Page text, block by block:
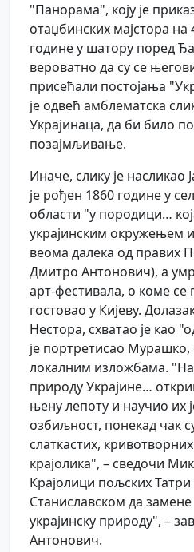
"Панорама", коју је
отаџбинских мајстора на
године у шатору поред
вероватно да су се
присећали постојања
је одвећ амблематска
Украјинаца, да би било
позајмљивање.
Иначе, слику је насликао
је рођен 1860 године у
области "у породици…
украјинским окружењем
веома далека од правих
Дмитро Антонович), а
арт-фестивала, о коме се
гостовао у Кијеву.
Нестора, схватао је као
је портретисао Мурашко,
локалним изложбама.
природу Украјине…
њену лепоту и научио их
озбиљност, понекад чак
слаткастих,
крајолика", – сведочи
Крајолици пољских
Станиславском да замене
украјинску природу", –
Антонович.